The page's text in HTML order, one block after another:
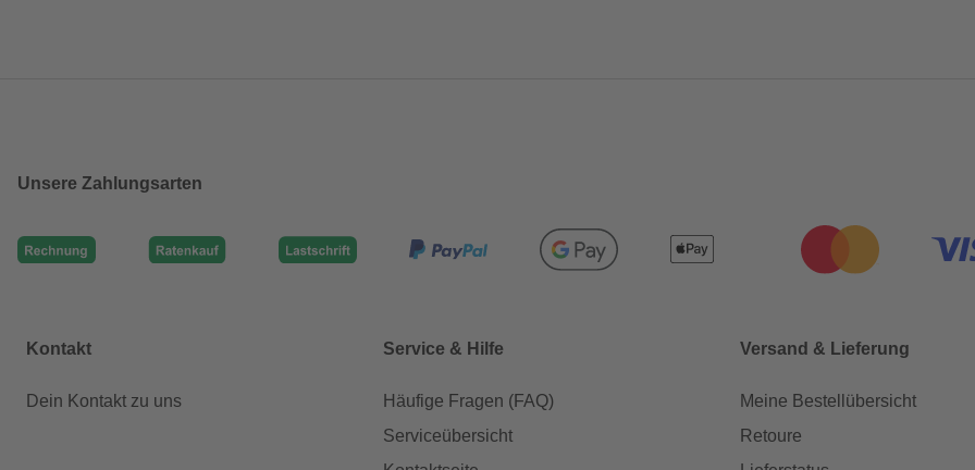
Unsere Zahlungsarten
Kontakt
Dein Kontakt zu uns
Service & Hilfe
Häufige Fragen (FAQ)
Serviceübersicht
Versand & Lieferung
Meine Bestellübersicht
Retoure